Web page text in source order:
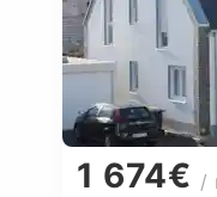
1 674€ /